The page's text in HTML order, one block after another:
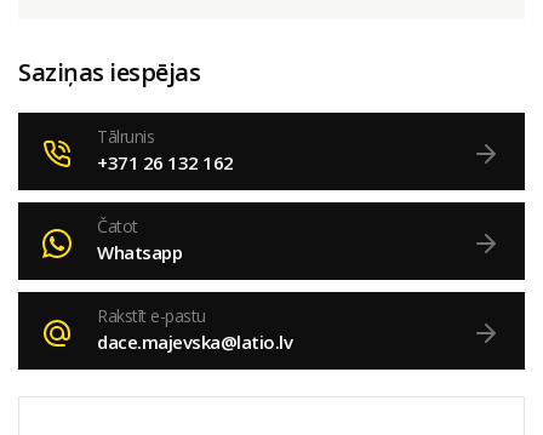
Saziņas iespējas
Tālrunis
+371 26 132 162
Čatot
Whatsapp
Rakstīt e-pastu
dace.majevska@latio.lv